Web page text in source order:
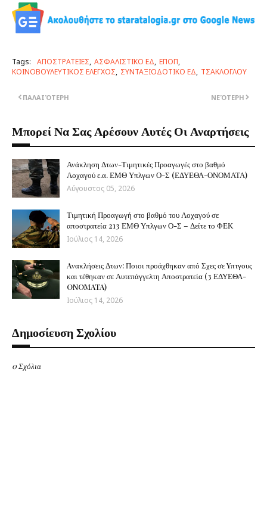
Tags: ΑΠΟΣΤΡΑΤΕΙΕΣ ΑΣΦΑΛΙΣΤΙΚΟ ΕΔ ΕΠΟΠ
ΚΟΙΝΟΒΟΥΛΕΥΤΙΚΟΣ ΕΛΕΓΧΟΣ ΣΥΝΤΑΞΙΟΔΟΤΙΚΟ ΕΔ ΤΣΑΚΛΟΓΛΟΥ
ΝΕΌΤΕΡΗ
ΠΑΛΑΙΌΤΕΡΗ
Μπορεί Να Σας Αρέσουν Αυτές Οι Αναρτήσεις
Ανάκληση Δτων-Τιμητικές Προαγωγές στο βαθμό
Λοχαγού ε.α. ΕΜΘ Υπλγων Ο-Σ (ΕΔΥΕΘΑ-ΟΝΟΜΑΤΑ)
Αύγουστος 05, 2026
Τιμητική Προαγωγή στο βαθμό του Λοχαγού σε
αποστρατεία 213 ΕΜΘ Υπλγων Ο-Σ – Δείτε το ΦΕΚ
Ιούλιος 14, 2026
Aνακλήσεις Δτων: Ποιοι προάχθηκαν από Σχες σε Yπτγους
και τέθηκαν σε Αυτεπάγγελτη Αποστρατεία (3 ΕΔΥΕΘΑ-
ONOMATA)
Ιούλιος 14, 2026
Δημοσίευση Σχολίου
0 Σχόλια